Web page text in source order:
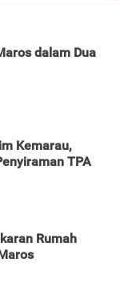
dalam Dua
Kemarau,
TPA
Rumah